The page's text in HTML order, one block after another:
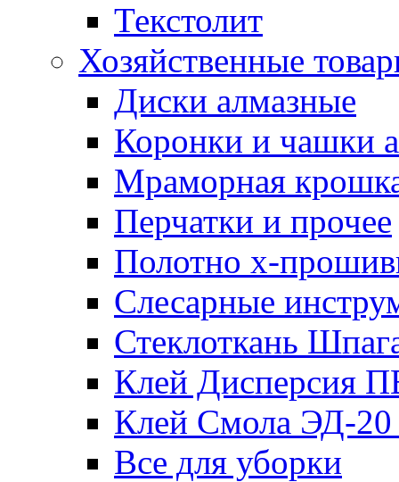
Текстолит
Хозяйственные
Диски алмазные
Коронки и чашки
Мраморная
Перчатки и прочее
Полотно х-
Слесарные
Стеклоткань
Клей Дисперсия
Клей Смола ЭД-20
Все для уборки